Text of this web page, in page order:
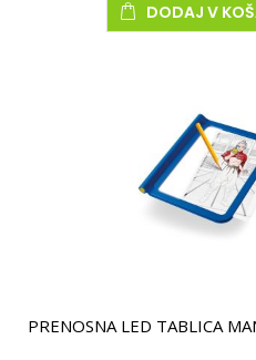
DODAJ V
PRENOSNA LED TABLICA